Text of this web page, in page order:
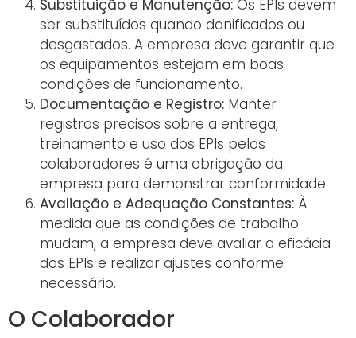
Substituição e Manutenção: Os EPIs devem
ser substituídos quando danificados ou
desgastados. A empresa deve garantir que
os equipamentos estejam em boas
condições de funcionamento.
Documentação e Registro: Manter
registros precisos sobre a entrega,
treinamento e uso dos EPIs pelos
colaboradores é uma obrigação da
empresa para demonstrar conformidade.
Avaliação e Adequação Constantes: À
medida que as condições de trabalho
mudam, a empresa deve avaliar a eficácia
dos EPIs e realizar ajustes conforme
necessário.
O Colaborador